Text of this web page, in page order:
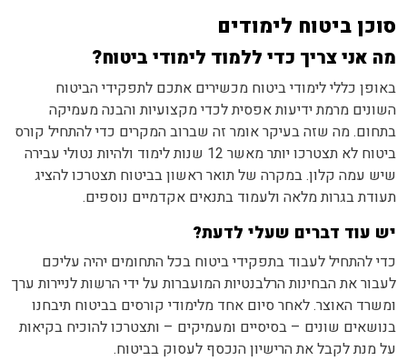
סוכן ביטוח לימודים
מה אני צריך כדי ללמוד לימודי ביטוח?
באופן כללי לימודי ביטוח מכשירים אתכם לתפקידי הביטוח
השונים מרמת ידיעות אפסית לכדי מקצועיות והבנה מעמיקה
בתחום. מה שזה בעיקר אומר זה שברוב המקרים כדי להתחיל קורס
ביטוח לא תצטרכו יותר מאשר 12 שנות לימוד ולהיות נטולי עבירה
שיש עמה קלון. במקרה של תואר ראשון בביטוח תצטרכו להציג
תעודת בגרות מלאה ולעמוד בתנאים אקדמיים נוספים.
יש עוד דברים שעלי לדעת?
כדי להתחיל לעבוד בתפקידי ביטוח בכל התחומים יהיה עליכם
לעבור את הבחינות הרלבנטיות המועברות על ידי הרשות לניירות ערך
ומשרד האוצר. לאחר סיום אחד מלימודי קורסים בביטוח תיבחנו
בנושאים שונים – בסיסיים ומעמיקים – ותצטרכו להוכיח בקיאות
על מנת לקבל את הרישיון הנכסף לעסוק בביטוח.